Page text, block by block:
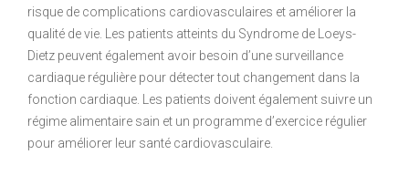
risque de complications cardiovasculaires et améliorer la
qualité de vie. Les patients atteints du Syndrome de Loeys-
Dietz peuvent également avoir besoin d’une surveillance
cardiaque régulière pour détecter tout changement dans la
fonction cardiaque. Les patients doivent également suivre un
régime alimentaire sain et un programme d’exercice régulier
pour améliorer leur santé cardiovasculaire.